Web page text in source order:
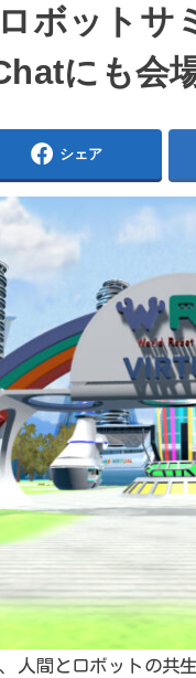
ボットサ
にも会
シェア
人間とロボットの共